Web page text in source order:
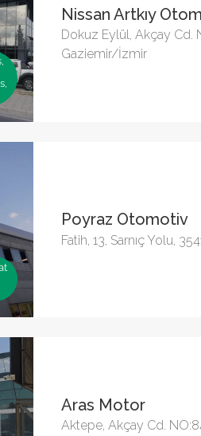
Nissan Artkıy
Dokuz Eylül, Akçay Cd.
Gaziemir/İzmir
Poyraz Otomotiv
Fatih, 13, Sarnıç Yolu,
Aras Motor
Aktepe, Akçay Cd.